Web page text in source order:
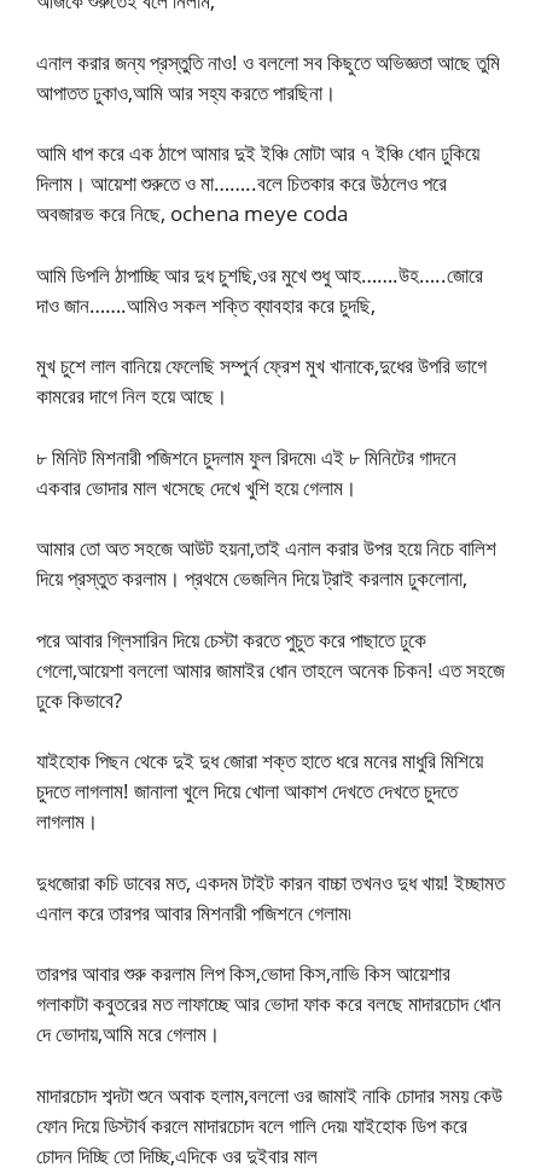
এনাল করার জন্য প্রস্তুতি নাও! ও বললো সব কিছুতে অভিজ্ঞতা আছে তুমি
আপাতত ঢুকাও,আমি আর সহ্য করতে পারছিনা।
আমি ধাপ করে এক ঠাপে আমার দুই ইঞ্চি মোটা আর ৭ ইঞ্চি ধোন ঢুকিয়ে
দিলাম। আয়েশা শুরুতে ও মা……..বলে চিতকার করে উঠলেও পরে
অবজারভ করে নিছে, ochena meye coda
আমি ডিপলি ঠাপাচ্ছি আর দুধ চুশছি,ওর মুখে শুধু আহ…….উহ…..জোরে
দাও জান…….আমিও সকল শক্তি ব্যাবহার করে চুদছি,
মুখ চুশে লাল বানিয়ে ফেলেছি সম্পুর্ন ফ্রেশ মুখ খানাকে,দুধের উপরি ভাগে
কামরের দাগে নিল হয়ে আছে।
৮ মিনিট মিশনারী পজিশনে চুদলাম ফুল রিদমে৷ এই ৮ মিনিটের গাদনে
একবার ভোদার মাল খসেছে দেখে খুশি হয়ে গেলাম।
আমার তো অত সহজে আউট হয়না,তাই এনাল করার উপর হয়ে নিচে বালিশ
দিয়ে প্রস্তুত করলাম। প্রথমে ভেজলিন দিয়ে ট্রাই করলাম ঢুকলোনা,
পরে আবার গ্লিসারিন দিয়ে চেস্টা করতে পুচুত করে পাছাতে ঢুকে
গেলো,আয়েশা বললো আমার জামাইর ধোন তাহলে অনেক চিকন! এত সহজে
ঢুকে কিভাবে?
যাইহোক পিছন থেকে দুই দুধ জোরা শক্ত হাতে ধরে মনের মাধুরি মিশিয়ে
চুদতে লাগলাম! জানালা খুলে দিয়ে খোলা আকাশ দেখতে দেখতে চুদতে
লাগলাম।
দুধজোরা কচি ডাবের মত, একদম টাইট কারন বাচ্চা তখনও দুধ খায়! ইচ্ছামত
এনাল করে তারপর আবার মিশনারী পজিশনে গেলাম৷
তারপর আবার শুরু করলাম লিপ কিস,ভোদা কিস,নাভি কিস আয়েশার
গলাকাটা কবুতরের মত লাফাচ্ছে আর ভোদা ফাক করে বলছে মাদারচোদ ধোন
দে ভোদায়,আমি মরে গেলাম।
মাদারচোদ শব্দটা শুনে অবাক হলাম,বললো ওর জামাই নাকি চোদার সময় কেউ
ফোন দিয়ে ডিস্টার্ব করলে মাদারচোদ বলে গালি দেয়৷ যাইহোক ডিপ করে
চোদন দিচ্ছি তো দিচ্ছি,এদিকে ওর দুইবার মাল